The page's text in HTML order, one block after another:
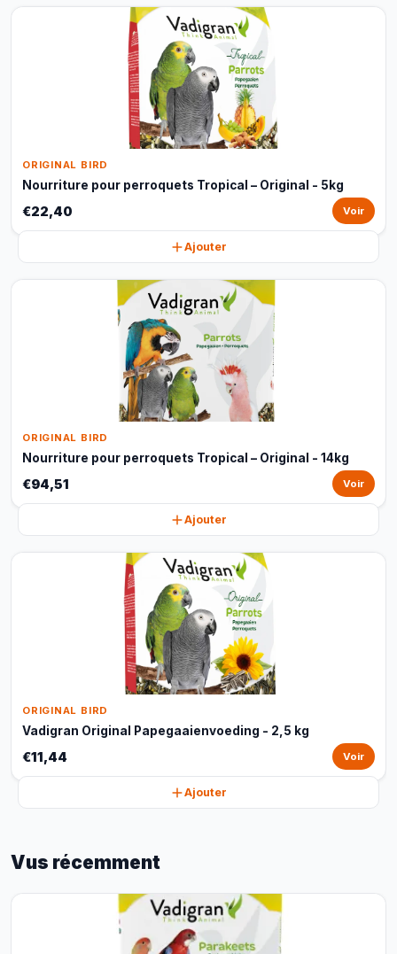
ORIGINAL BIRD
Nourriture pour perroquets Tropical – Original - 5kg
€22,40 Voir
Ajouter
ORIGINAL BIRD
Nourriture pour perroquets Tropical – Original - 14kg
€94,51 Voir
Ajouter
ORIGINAL BIRD
Vadigran Original Papegaaienvoeding - 2,5 kg
€11,44 Voir
Ajouter
Vus récemment